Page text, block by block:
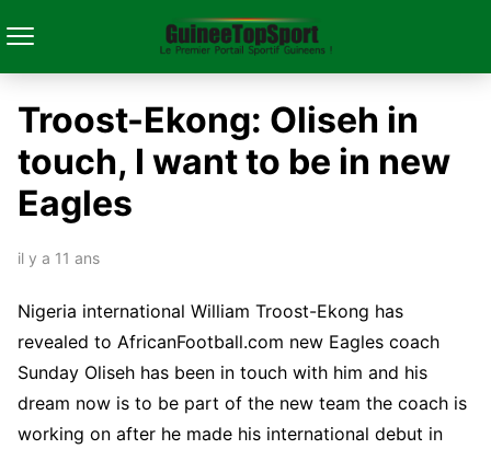
Troost-Ekong: Oliseh in
touch, I want to be in new
Eagles
il y a 11 ans
Nigeria international William Troost-Ekong has
revealed to AfricanFootball.com new Eagles coach
Sunday Oliseh has been in touch with him and his
dream now is to be part of the new team the coach is
working on after he made his international debut in